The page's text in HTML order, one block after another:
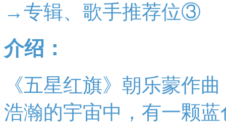
→专辑、歌手推荐位③
介绍：
《五星红旗》朝乐蒙作
浩瀚的宇宙中，有一颗